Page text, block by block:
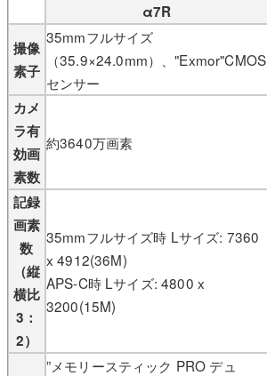
α7R
撮像
素子
35mmフルサイズ
（35.9×24.0mm）、"Exmor"CMOS
センサー
カメ
ラ有
効画
素数
約3640万画素
記録
画素
数
（縦
横比
3：
2）
35mmフルサイズ時 Lサイズ: 7360
x 4912(36M)
APS-C時 Lサイズ: 4800 x
3200(15M)
”メモリースティック PRO デュ